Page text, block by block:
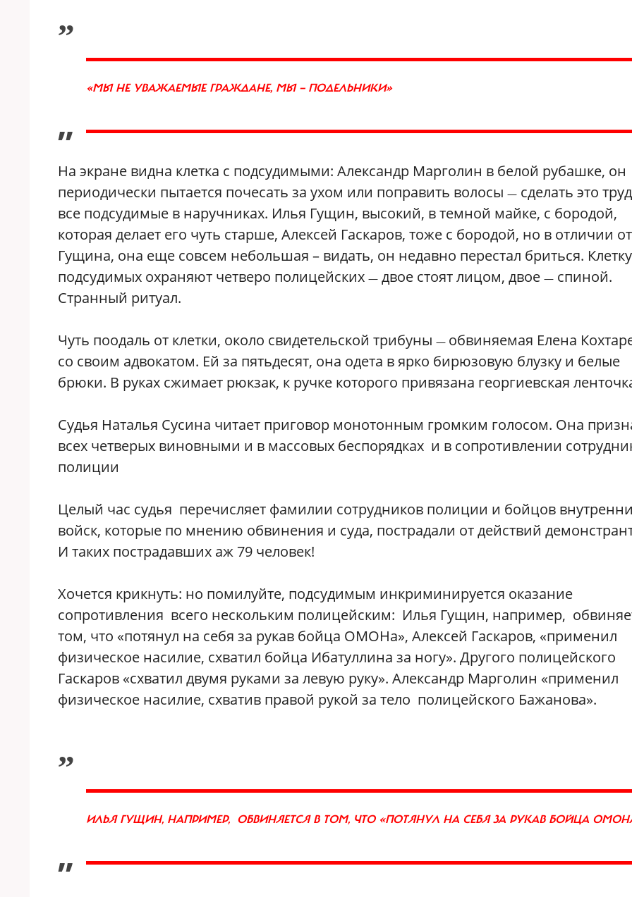
„
«МЫ НЕ УВАЖАЕМЫЕ ГРАЖДАНЕ, МЫ — ПОДЕЛЬНИКИ»
”
На экране видна клетка с подсудимыми: Александр Марголин в белой рубашке, он
периодически пытается почесать за ухом или поправить волосы — сделать это
все подсудимые в наручниках. Илья Гущин, высокий, в темной майке, с бородой,
которая делает его чуть старше, Алексей Гаскаров, тоже с бородой, но в отличии от
Гущина, она еще совсем небольшая – видать, он недавно перестал бриться.
подсудимых охраняют четверо полицейских — двое стоят лицом, двое — спиной.
Странный ритуал.
Чуть поодаль от клетки, около свидетельской трибуны — обвиняемая Елена
со своим адвокатом. Ей за пятьдесят, она одета в ярко бирюзовую блузку и белые
брюки. В руках сжимает рюкзак, к ручке которого привязана георгиевская
Судья Наталья Сусина читает приговор монотонным громким голосом. Она
всех четверых виновными и в массовых беспорядках и в сопротивлении
полиции
Целый час судья перечисляет фамилии сотрудников полиции и бойцов
войск, которые по мнению обвинения и суда, пострадали от действий
И таких пострадавших аж 79 человек!
Хочется крикнуть: но помилуйте, подсудимым инкриминируется оказание
сопротивления всего нескольким полицейским: Илья Гущин, например,
том, что «потянул на себя за рукав бойца ОМОНа», Алексей Гаскаров, «применил
физическое насилие, схватил бойца Ибатуллина за ногу». Другого полицейского
Гаскаров «схватил двумя руками за левую руку». Александр Марголин «применил
физическое насилие, схватив правой рукой за тело полицейского Бажанова».
„
ИЛЬЯ ГУЩИН, НАПРИМЕР, ОБВИНЯЕТСЯ В ТОМ, ЧТО «ПОТЯНУЛ НА СЕБЯ ЗА РУКАВ БОЙЦА
”